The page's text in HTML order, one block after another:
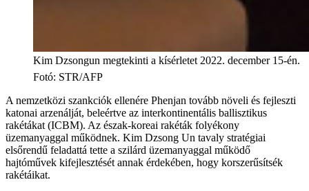
Kim Dzsongun megtekinti a kísérletet 2022. december 15-én.
Fotó: STR/AFP
A nemzetközi szankciók ellenére Phenjan tovább növeli és fejleszti
katonai arzenálját, beleértve az interkontinentális ballisztikus
rakétákat (ICBM). Az észak-koreai rakéták folyékony
üzemanyaggal működnek. Kim Dzsong Un tavaly stratégiai
elsőrendű feladattá tette a szilárd üzemanyaggal működő
hajtóművek kifejlesztését annak érdekében, hogy korszerűsítsék
rakétáikat.